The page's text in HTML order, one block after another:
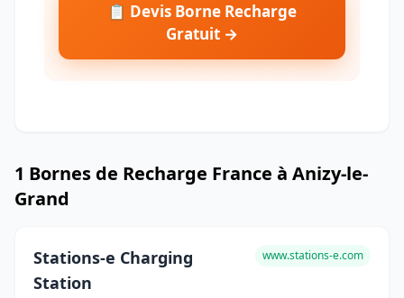
📋 Devis Borne Recharge
Gratuit →
1 Bornes de Recharge France à Anizy-le-
Grand
Stations-e Charging
Station
www.stations-e.com